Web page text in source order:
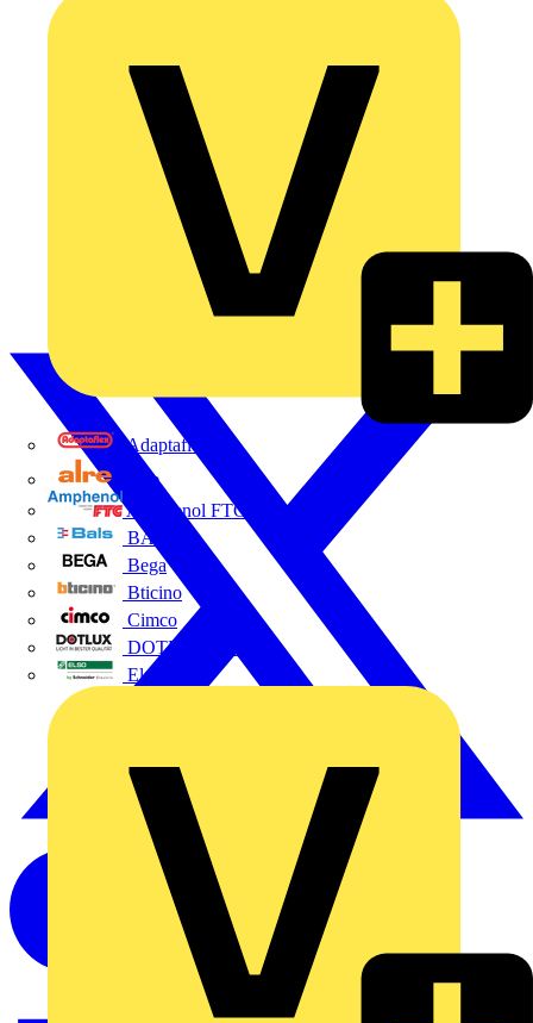
Adaptaflex
Alre
Amphenol FTG
BALS
Bega
Bticino
Cimco
DOTLUX GmbH
Elso